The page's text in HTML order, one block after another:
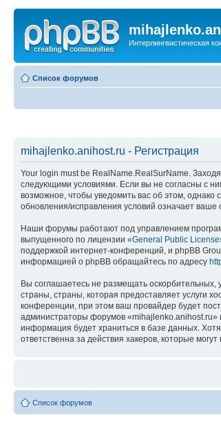
Интерлингвистическая
Список форумов
mihajlenko.anihost.ru - Регистрация
Your login must be RealName.RealSurName.
следующими условиями. Если вы не согласны с
возможное, чтобы уведомить вас об этом,
обновления/исправления условий означает ваше
Наши форумы работают под управлением
выпущенного по лицензии «General Public License
поддержкой интернет-конференций, и phpBB
информацией о phpBB обращайтесь по адресу
Вы соглашаетесь не размещать
страны, страны, которая предоставляет услуги
конференции, при этом ваш провайдер будет
администраторы форумов «mihajlenko.anihost.ru»
информация будет храниться в базе данных.
ответственна за действия хакеров, которые
Список форумов